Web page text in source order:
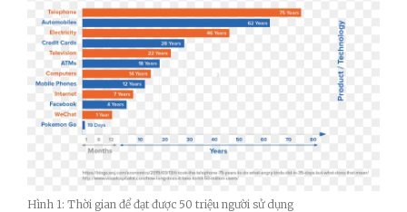
Hình 1: Thời gian để đạt được 50 triệu người sử dụng